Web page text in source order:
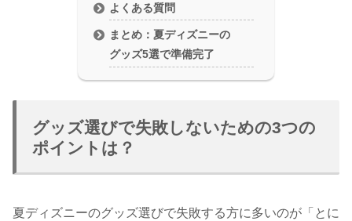
よくある質問
まとめ：夏ディズニーの
グッズ5選で準備完了
グッズ選びで失敗しないための3つの
ポイントは？
夏ディズニーのグッズ選びで失敗する方に多いのが「とに